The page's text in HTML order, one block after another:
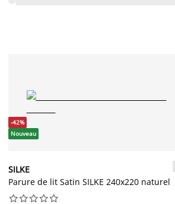
-42%
Nouveau
SILKE
Parure de lit Satin SILKE 240x220 naturel





